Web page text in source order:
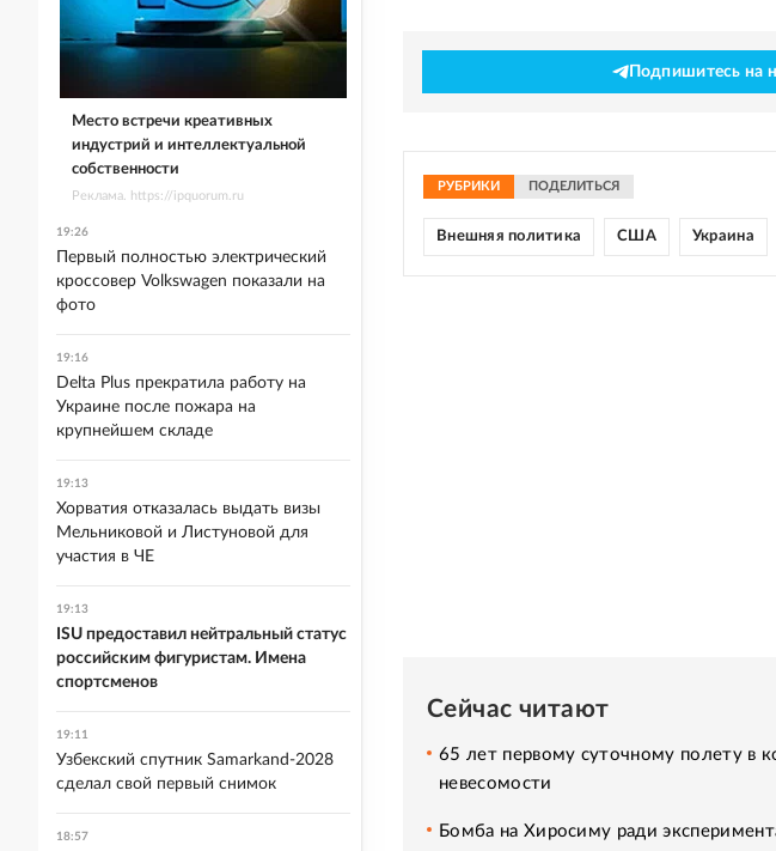
Подпишитесь на
РУБРИКИ ПОДЕЛИТЬСЯ
Внешняя политика США Украина
Сейчас читают
65 лет первому суточному полету в
невесомости
Бомба на Хиросиму ради
Место встречи креативных
индустрий и интеллектуальной
собственности
Реклама. https://ipquorum.ru
19:26
Первый полностью электрический
кроссовер Volkswagen показали на
фото
19:16
Delta Plus прекратила работу на
Украине после пожара на
крупнейшем складе
19:13
Хорватия отказалась выдать визы
Мельниковой и Листуновой для
участия в ЧЕ
19:13
ISU предоставил нейтральный статус
российским фигуристам. Имена
спортсменов
19:11
Узбекский спутник Samarkand-2028
сделал свой первый снимок
18:57